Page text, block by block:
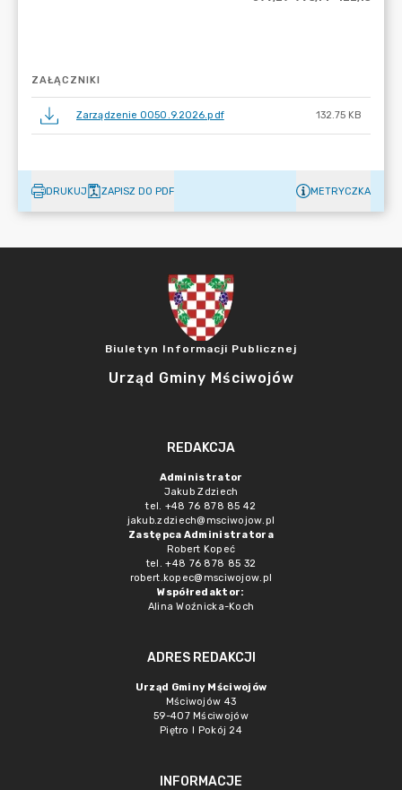
ZAŁĄCZNIKI
Zarządzenie 0050.9.2026.pdf 132.75 KB
DRUKUJ ZAPISZ DO PDF METRYCZKA
Biuletyn Informacji Publicznej
Urząd Gminy Mściwojów
REDAKCJA
Administrator
Jakub Zdziech
tel. +48 76 878 85 42
jakub.zdziech@msciwojow.pl
Zastępca Administratora
Robert Kopeć
tel. +48 76 878 85 32
robert.kopec@msciwojow.pl
Współredaktor:
Alina Woźnicka-Koch
ADRES REDAKCJI
Urząd Gminy Mściwojów
Mściwojów 43
59-407 Mściwojów
Piętro I Pokój 24
INFORMACJE